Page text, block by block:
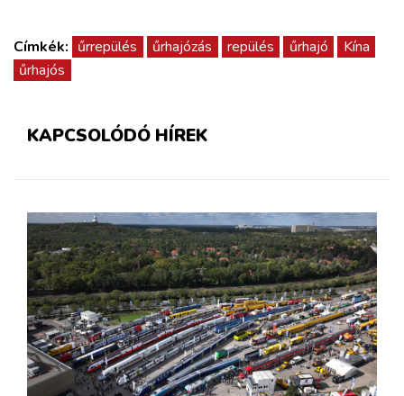
Címkék: űrrepülés űrhajózás repülés űrhajó
Kína
űrhajós
KAPCSOLÓDÓ HÍREK